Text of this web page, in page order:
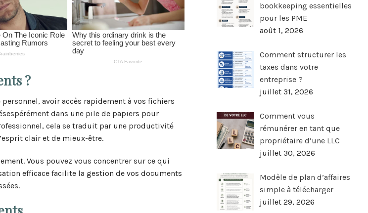
?
avoir accès rapidement à vos fichiers
dans une pile de papiers pour
cela se traduit par une productivité
clair et de mieux-être.
Vous pouvez vous concentrer sur ce qui
efficace facilite la gestion de vos documents
bookkeeping essentielles
pour les PME
août 1, 2026
Comment structurer les
taxes dans votre
entreprise ?
juillet 31, 2026
Comment vous
rémunérer en tant que
propriétaire d’une LLC
juillet 30, 2026
Modèle de plan d’affaires
simple à télécharger
juillet 29, 2026